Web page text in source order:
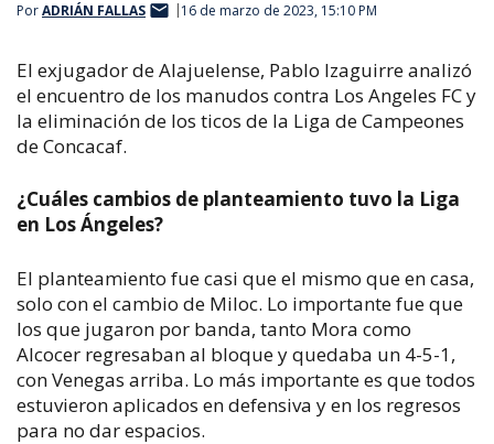
PorADRIÁN FALLAS 16 de marzo de 2023, 15:10 PM
El exjugador de Alajuelense, Pablo Izaguirre analizó
el encuentro de los manudos contra Los Angeles FC y
la eliminación de los ticos de la Liga de Campeones
de Concacaf.
¿Cuáles cambios de planteamiento tuvo la Liga
en Los Ángeles?
El planteamiento fue casi que el mismo que en casa,
solo con el cambio de Miloc. Lo importante fue que
los que jugaron por banda, tanto Mora como
Alcocer regresaban al bloque y quedaba un 4-5-1,
con Venegas arriba. Lo más importante es que todos
estuvieron aplicados en defensiva y en los regresos
para no dar espacios.